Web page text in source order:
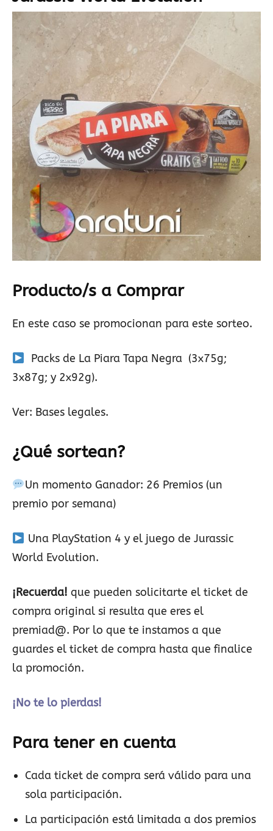
Producto/s a Comprar
En este caso se promocionan para este sorteo.
Packs de La Piara Tapa Negra (3x75g;
3x87g; y 2x92g).
Ver: Bases legales.
¿Qué sortean?
Un momento Ganador: 26 Premios (un
premio por semana)
Una PlayStation 4 y el juego de Jurassic
World Evolution.
¡Recuerda! que pueden solicitarte el ticket de
compra original si resulta que eres el
premiad@. Por lo que te instamos a que
guardes el ticket de compra hasta que finalice
la promoción.
¡No te lo pierdas!
Para tener en cuenta
Cada ticket de compra será válido para una
sola participación.
La participación está limitada a dos premios